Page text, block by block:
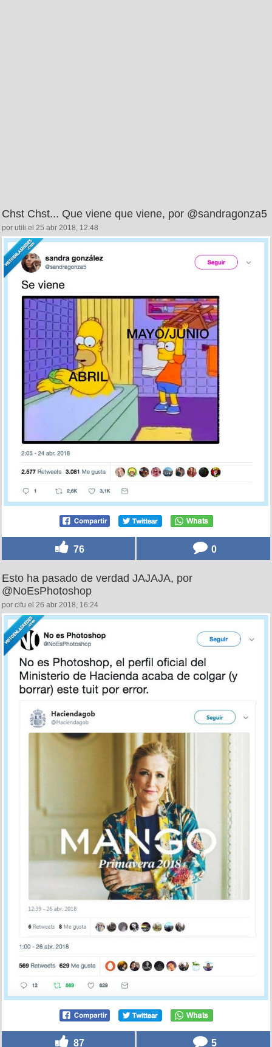
Chst Chst... Que viene que viene, por @sandragonza5
por utili el 25 abr 2018, 12:48
76 0
Esto ha pasado de verdad JAJAJA, por
@NoEsPhotoshop
por cifu el 26 abr 2018, 16:24